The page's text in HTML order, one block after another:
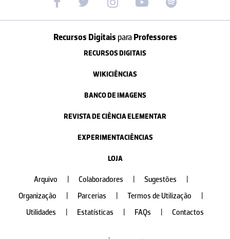
Recursos Digitais paraProfessores
RECURSOS DIGITAIS
WIKICIÊNCIAS
BANCO DE IMAGENS
REVISTA DE CIÊNCIA ELEMENTAR
EXPERIMENTACIÊNCIAS
LOJA
Arquivo Colaboradores Sugestões
Organização
Parcerias Termos de Utilização
Utilidades
Estatísticas FAQs Contactos